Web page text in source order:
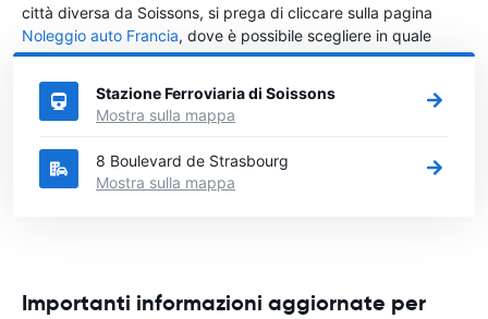
città diversa da Soissons, si prega di cliccare sulla pagina
Noleggio auto Francia, dove è possibile scegliere in quale
città in Francia si vuole noleggiare l'auto.
Stazione Ferroviaria di Soissons
Mostra sulla mappa
8 Boulevard de Strasbourg
Mostra sulla mappa
Importanti informazioni aggiornate per